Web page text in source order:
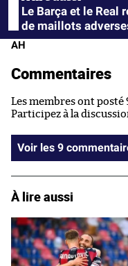
Le Barça et le
de maillots
AH
Commentaires
Les membres ont
Participez à la
Voir les 9
À lire aussi